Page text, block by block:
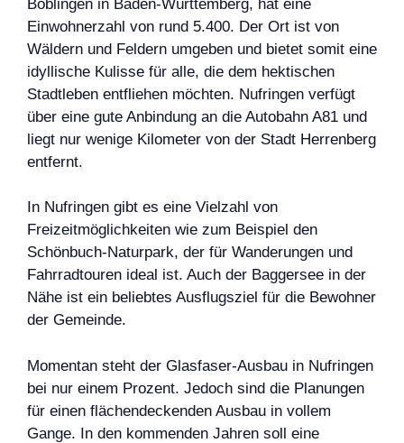
Böblingen in Baden-Württemberg, hat eine
Einwohnerzahl von rund 5.400. Der Ort ist von
Wäldern und Feldern umgeben und bietet somit eine
idyllische Kulisse für alle, die dem hektischen
Stadtleben entfliehen möchten. Nufringen verfügt
über eine gute Anbindung an die Autobahn A81 und
liegt nur wenige Kilometer von der Stadt Herrenberg
entfernt.
In Nufringen gibt es eine Vielzahl von
Freizeitmöglichkeiten wie zum Beispiel den
Schönbuch-Naturpark, der für Wanderungen und
Fahrradtouren ideal ist. Auch der Baggersee in der
Nähe ist ein beliebtes Ausflugsziel für die Bewohner
der Gemeinde.
Momentan steht der Glasfaser-Ausbau in Nufringen
bei nur einem Prozent. Jedoch sind die Planungen
für einen flächendeckenden Ausbau in vollem
Gange. In den kommenden Jahren soll eine